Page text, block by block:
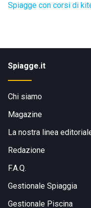
Spiagge con corsi di
Spiagge.it
Chi siamo
Magazine
La nostra linea
Redazione
F.A.Q.
Gestionale Spiaggia
Gestionale Piscina